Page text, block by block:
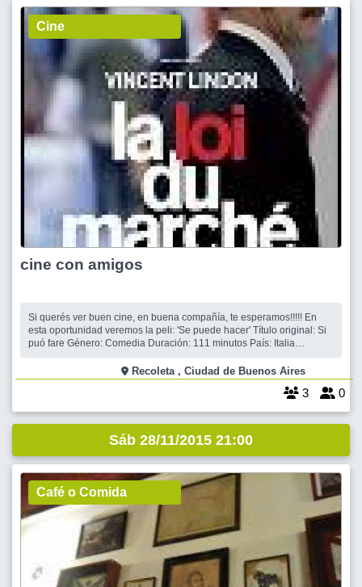
Cine
cine con amigos
Si querés ver buen cine, en buena compañía, te esperamos!!!!! En
esta oportunidad veremos la peli: 'Se puede hacer' Título original: Si
puó fare Género: Comedia Duración: 111 minutos País: Italia
Colangeli, Andrea Bosca, Giovanni Calcagno, Michele De Virgilio,
Car
Recoleta , Ciudad de Buenos Aires
3 0
Sáb 28/11/2015 21:00
Café o Comida